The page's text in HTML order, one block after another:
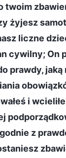
twoim
żyjesz
liczne
cywilny; On
prawdy, jaką
i
z